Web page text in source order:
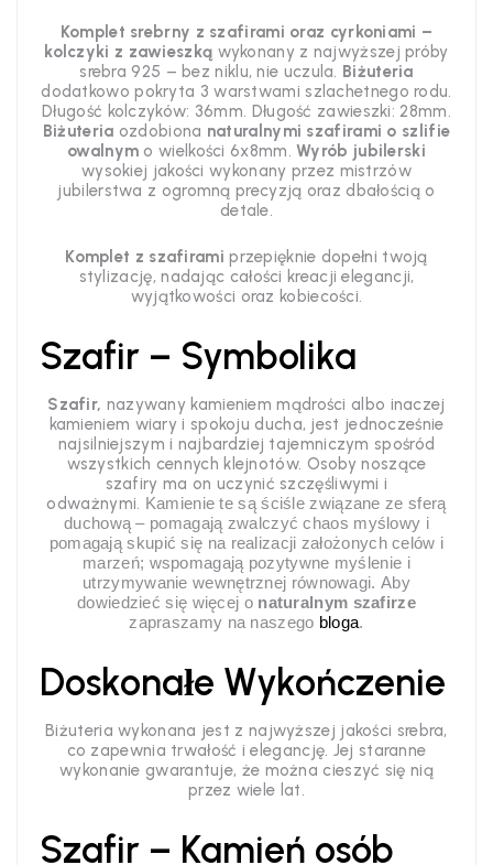
Komplet srebrny z szafirami oraz cyrkoniami –
kolczyki z zawieszką wykonany z najwyższej próby
srebra 925 – bez niklu, nie uczula. Biżuteria
dodatkowo pokryta 3 warstwami szlachetnego rodu.
Długość kolczyków: 36mm. Długość zawieszki: 28mm.
Biżuteria ozdobiona naturalnymi szafirami o szlifie
owalnym o wielkości 6x8mm.Wyrób jubilerski
wysokiej jakości wykonany przez mistrzów
jubilerstwa z ogromną precyzją oraz dbałością o
detale.
Komplet z szafiramiprzepięknie dopełni twoją
stylizację,nadając całości kreacji elegancji,
wyjątkowości oraz kobiecości.
Szafir – Symbolika
Szafir, nazywany kamieniem mądrości albo inaczej
kamieniem wiary i spokoju ducha, jest jednocześnie
najsilniejszym i najbardziej tajemniczym spośród
wszystkich cennych klejnotów. Osoby noszące
szafiry ma on uczynić szczęśliwymi i
odważnymi. Kamienie te są ściśle związane ze sferą
duchową – pomagają zwalczyć chaos myślowy i
pomagają skupić się na realizacji założonych celów i
marzeń; wspomagają pozytywne myślenie i
utrzymywanie wewnętrznej równowagi. Aby
dowiedzieć się więcej o naturalnym szafirze
zapraszamy na naszego bloga.
Doskonałe Wykończenie
Biżuteria wykonana jest z najwyższej jakości srebra,
co zapewnia trwałość i elegancję. Jej staranne
wykonanie gwarantuje, że można cieszyć się nią
przez wiele lat.
Szafir – Kamień osób